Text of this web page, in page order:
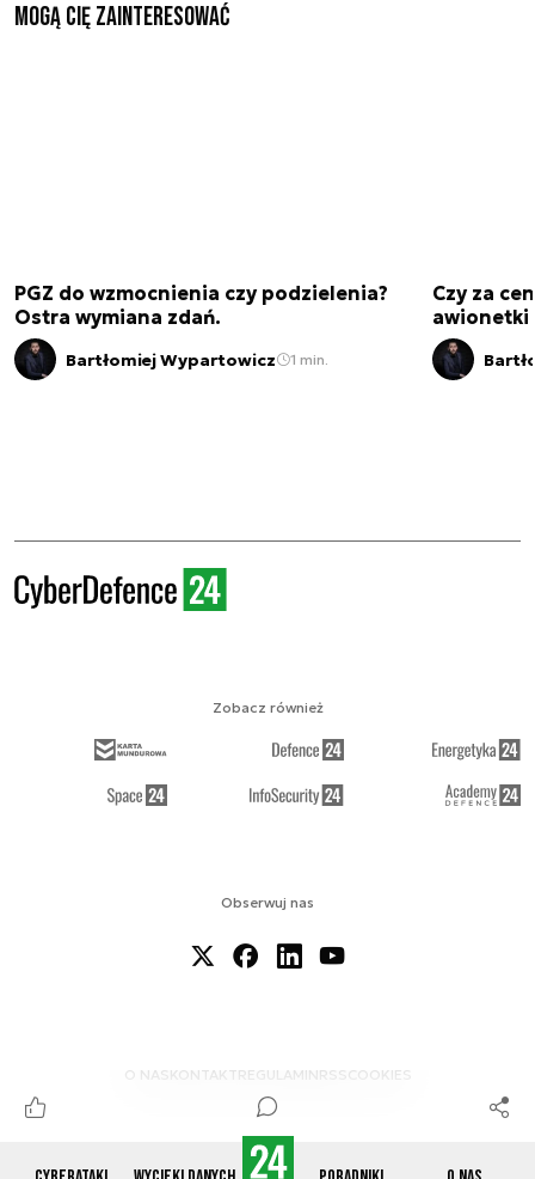
Mogą Cię zainteresować
PGZ do wzmocnienia czy podzielenia?
Ostra wymiana zdań.
Bartłomiej Wypartowicz 1 min.
Czy za
awionetki
Obserwuj nas
O NAS KONTAKTREGULAMINRSS COOKIES
Zobacz również